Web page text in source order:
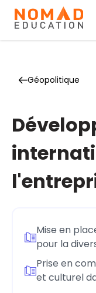
Géopolitique
Mise en
pour la
Prise en
et culturel